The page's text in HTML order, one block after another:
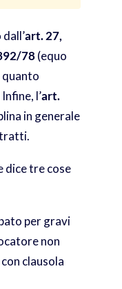
art. 27,
78(equo
l’art.
in generale
dice tre cose
per gravi
non
clausola